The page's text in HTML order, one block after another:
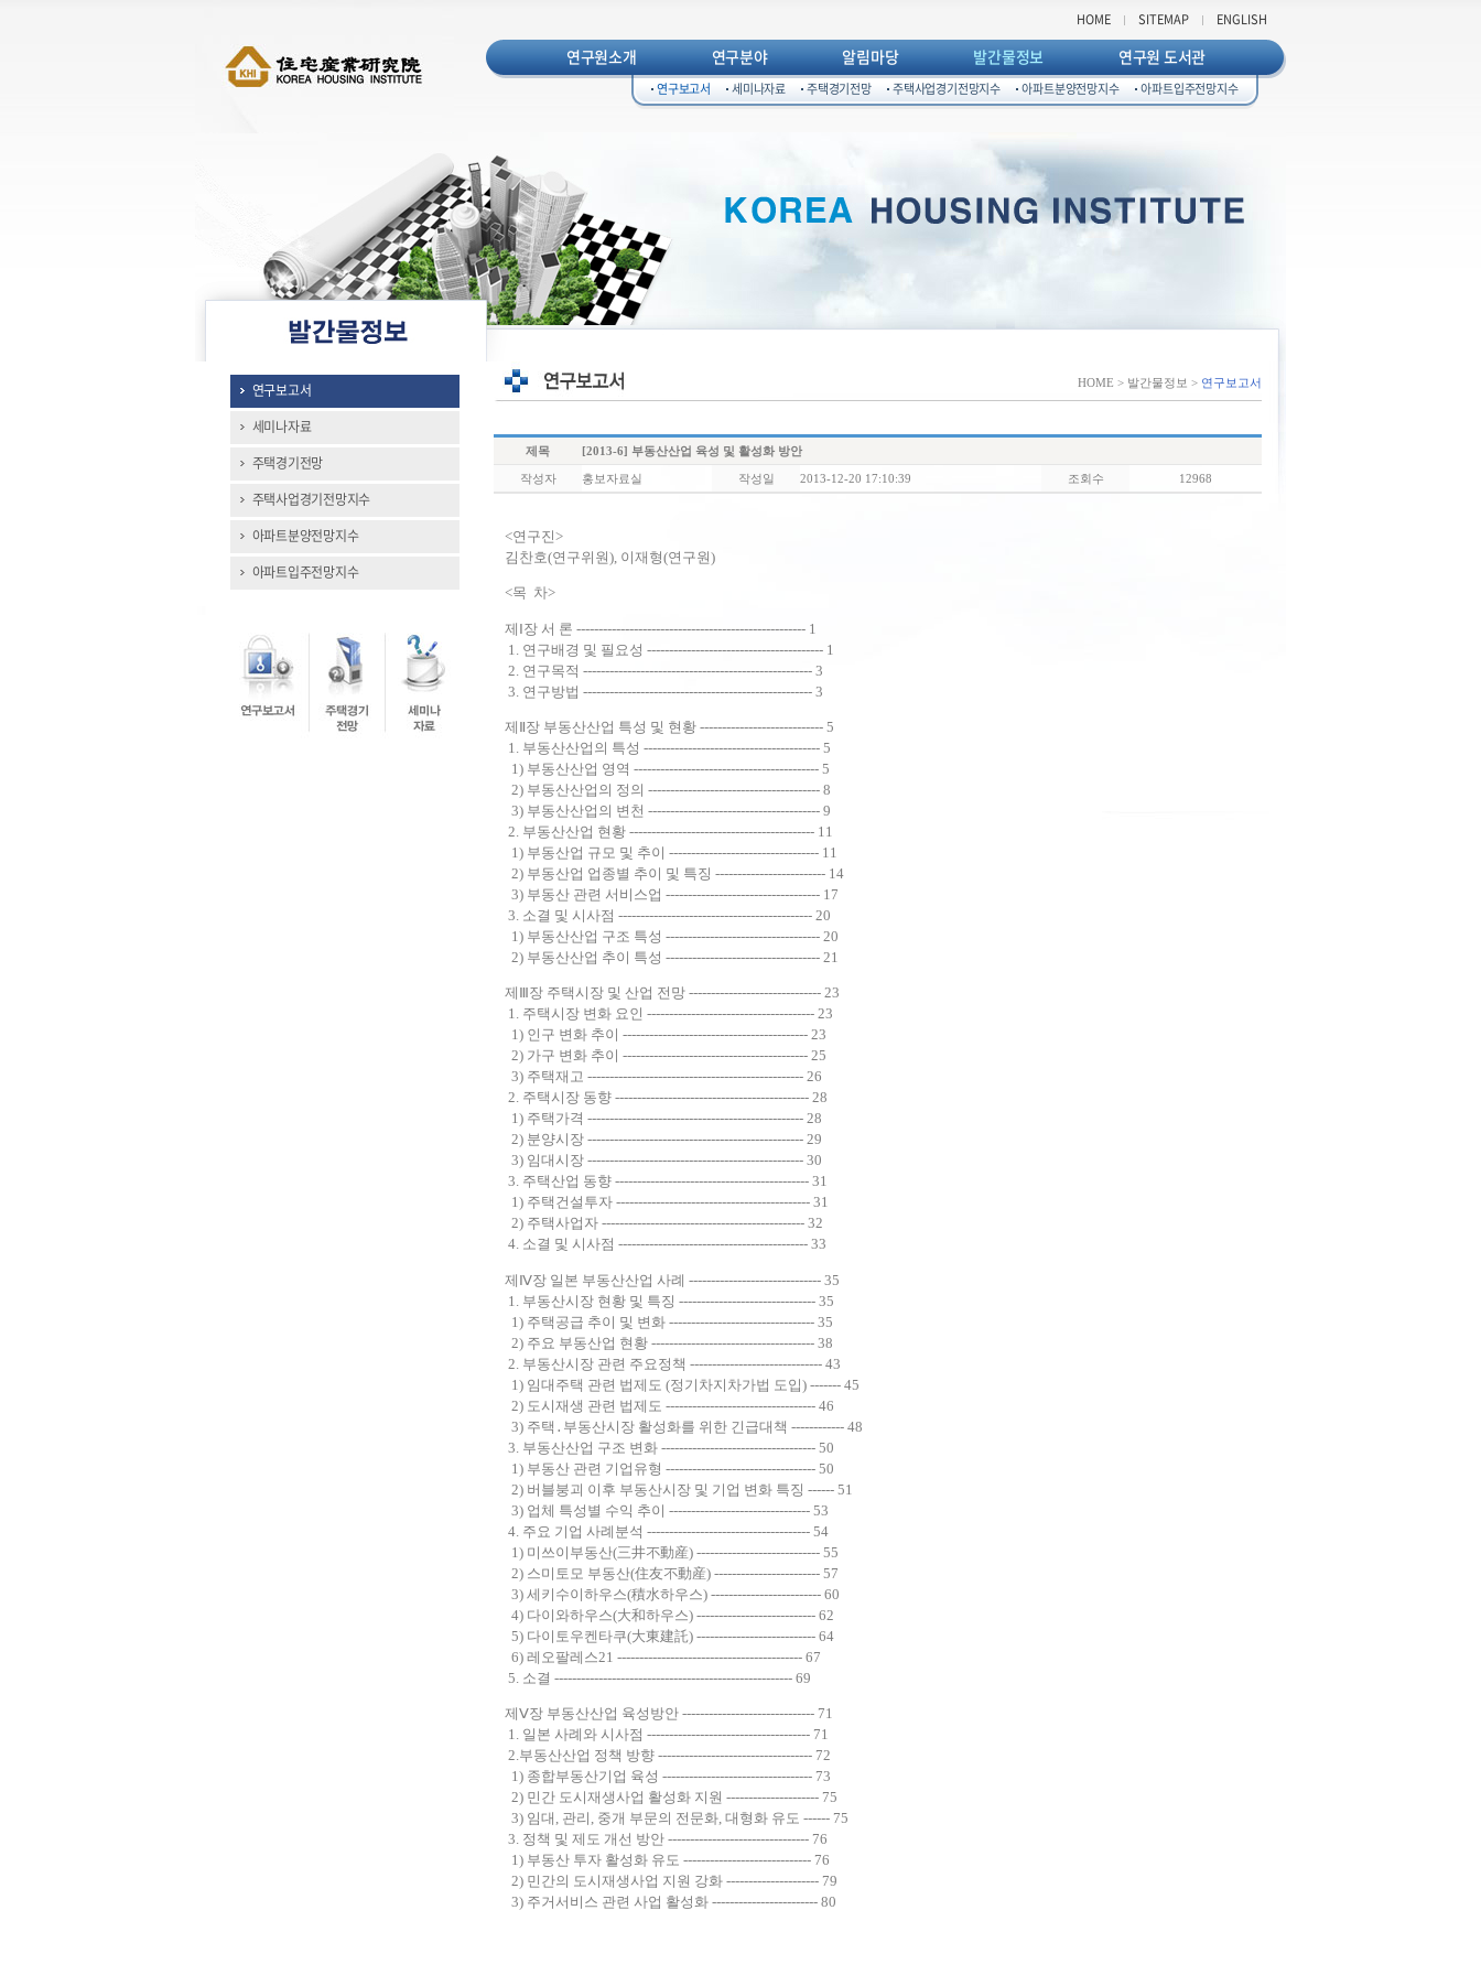
HOME SITEMAP ENGLISH
연구원소개 연구분야 알림마당 발간물정보
연구보고서 세미나자료 주택경기전망 주택사업경기전망지수 아파트분양전망지수 아파트입주전망지수
연구원 도서관
연구보고서
세미나자료
주택경기전망
주택사업경기전망지수
아파트분양전망지수
아파트입주전망지수
HOME > 발간물정보 > 연구보고서
제목 [2013-6] 부동산산업 육성 및 활성화 방안
작성자 홍보자료실 작성일 2013-12-20 17:10:39 조회수 12968
<연구진>
김찬호(연구위원), 이재형(연구원)
<목 차>
제Ⅰ장 서 론 ---------------------------------------------------- 1
1. 연구배경 및 필요성 ---------------------------------------- 1
2. 연구목적 ---------------------------------------------------- 3
3. 연구방법 ---------------------------------------------------- 3
제Ⅱ장 부동산산업 특성 및 현황 ---------------------------- 5
1. 부동산산업의 특성 ---------------------------------------- 5
1) 부동산산업 영역 ------------------------------------------ 5
2) 부동산산업의 정의 --------------------------------------- 8
3) 부동산산업의 변천 --------------------------------------- 9
2. 부동산산업 현황 ------------------------------------------ 11
1) 부동산업 규모 및 추이 ---------------------------------- 11
2) 부동산업 업종별 추이 및 특징 ------------------------- 14
3) 부동산 관련 서비스업 ----------------------------------- 17
3. 소결 및 시사점 -------------------------------------------- 20
1) 부동산산업 구조 특성 ----------------------------------- 20
2) 부동산산업 추이 특성 ----------------------------------- 21
제Ⅲ장 주택시장 및 산업 전망 ------------------------------ 23
1. 주택시장 변화 요인 -------------------------------------- 23
1) 인구 변화 추이 ------------------------------------------ 23
2) 가구 변화 추이 ------------------------------------------ 25
3) 주택재고 ------------------------------------------------- 26
2. 주택시장 동향 -------------------------------------------- 28
1) 주택가격 ------------------------------------------------- 28
2) 분양시장 ------------------------------------------------- 29
3) 임대시장 ------------------------------------------------- 30
3. 주택산업 동향 -------------------------------------------- 31
1) 주택건설투자 -------------------------------------------- 31
2) 주택사업자 ---------------------------------------------- 32
4. 소결 및 시사점 ------------------------------------------- 33
제Ⅳ장 일본 부동산산업 사례 ------------------------------ 35
1. 부동산시장 현황 및 특징 ------------------------------- 35
1) 주택공급 추이 및 변화 --------------------------------- 35
2) 주요 부동산업 현황 ------------------------------------- 38
2. 부동산시장 관련 주요정책 ------------------------------ 43
1) 임대주택 관련 법제도 (정기차지차가법 도입) ------- 45
2) 도시재생 관련 법제도 ---------------------------------- 46
3) 주택․부동산시장 활성화를 위한 긴급대책 ------------ 48
3. 부동산산업 구조 변화 ----------------------------------- 50
1) 부동산 관련 기업유형 ---------------------------------- 50
2) 버블붕괴 이후 부동산시장 및 기업 변화 특징 ------ 51
3) 업체 특성별 수익 추이 -------------------------------- 53
4. 주요 기업 사례분석 ------------------------------------- 54
1) 미쓰이부동산(三井不動産) ---------------------------- 55
2) 스미토모 부동산(住友不動産) ------------------------ 57
3) 세키수이하우스(積水하우스) ------------------------- 60
4) 다이와하우스(大和하우스) --------------------------- 62
5) 다이토우켄타쿠(大東建託) --------------------------- 64
6) 레오팔레스21 ------------------------------------------ 67
5. 소결 ------------------------------------------------------ 69
제Ⅴ장 부동산산업 육성방안 ------------------------------ 71
1. 일본 사례와 시사점 ------------------------------------- 71
2.부동산산업 정책 방향 ----------------------------------- 72
1) 종합부동산기업 육성 ---------------------------------- 73
2) 민간 도시재생사업 활성화 지원 --------------------- 75
3) 임대, 관리, 중개 부문의 전문화, 대형화 유도 ------ 75
3. 정책 및 제도 개선 방안 -------------------------------- 76
1) 부동산 투자 활성화 유도 ----------------------------- 76
2) 민간의 도시재생사업 지원 강화 --------------------- 79
3) 주거서비스 관련 사업 활성화 ------------------------ 80